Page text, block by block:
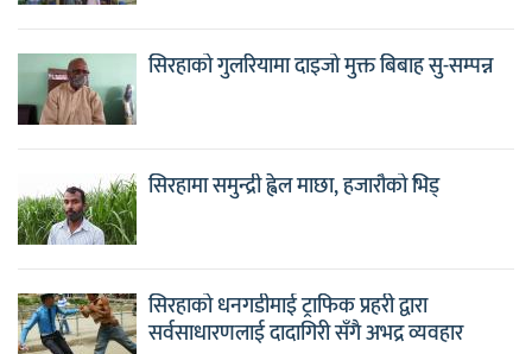
सिरहाको गुलरियामा दाइजो मुक्त बिबाह सु-सम्पन्न
सिरहामा समुन्द्री ह्वेल माछा, हजारौको भिड्
सिरहाको धनगडीमाई ट्राफिक प्रहरी द्वारा
सर्वसाधारणलाई दादागिरी सँगै अभद्र व्यवहार